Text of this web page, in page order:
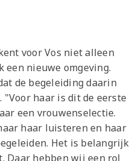
voor Vos niet alleen
een nieuwe omgeving.
de begeleiding daarin
haar is dit de eerste
een vrouwenselectie.
haar luisteren en haar
Het is belangrijk
Daar hebben wij een rol